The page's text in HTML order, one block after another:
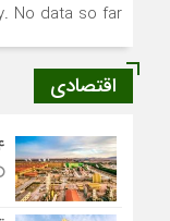
No data so far.
اقتصادی
۴ پروژه